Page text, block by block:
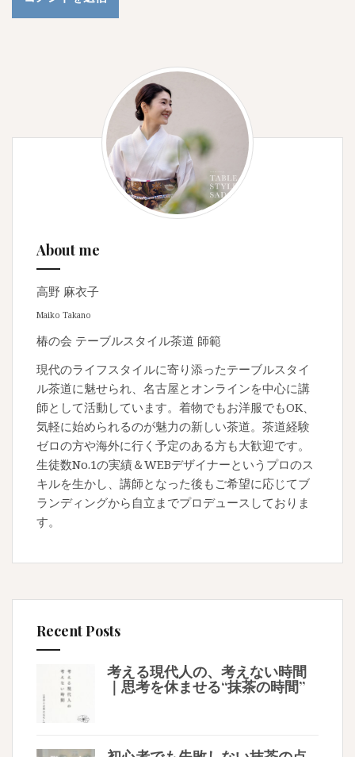
About me
高野 麻衣子
Maiko Takano
椿の会 テーブルスタイル茶道 師範
現代のライフスタイルに寄り添ったテーブルスタイ
ル茶道に魅せられ、名古屋とオンラインを中心に講
師として活動しています。着物でもお洋服でもOK、
気軽に始められるのが魅力の新しい茶道。茶道経験
ゼロの方や海外に行く予定のある方も大歓迎です。
生徒数No.1の実績＆WEBデザイナーというプロのス
キルを生かし、講師となった後もご希望に応じてブ
ランディングから自立までプロデュースしておりま
す。
Recent Posts
考える現代人の、考えない時間
｜思考を休ませる“抹茶の時間”